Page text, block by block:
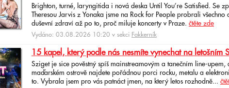
Brighton, turné, laryngitida i nová deska Until You’re Satisfied. Se
Theresou Jarvis z Yonaka jsme na Rock for People probrali všechno
duševní zdraví až po to, proč miluje koncerty v Praze. čtěte zde
Vydáno: 03.08.2026 10:20 v sekci Fakkerník
15 kapel, který podle nás nesmíte vynechat na letošním
Sziget je sice pověstný spíš mainstreamovým a tanečním line-upem,
maďarském ostrově najdete pořádnou porci rocku, metalu a
to. Vybrala jsem pro vás patnáct jmen, na který letos rozhodně...